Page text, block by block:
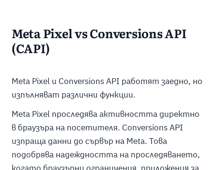
Meta Pixel vs Conversions API
(CAPI)
Meta Pixel и Conversions API работят заедно, но
изпълняват различни функции.
Meta Pixel проследява активността директно
в браузъра на посетителя. Conversions API
изпраща данни до сървър на Meta. Това
подобрява надеждността на проследяването,
когато браузърни ограничения, приложения за